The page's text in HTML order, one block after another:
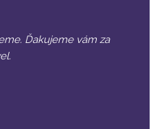
Ďakujeme vám za